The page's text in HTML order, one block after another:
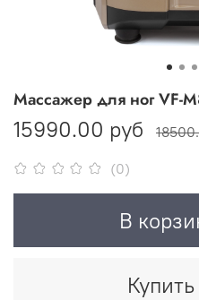
(0)
Массажер для ног VF-
15990.00 руб
В